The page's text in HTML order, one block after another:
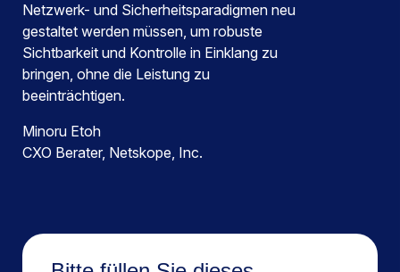
Netzwerk- und Sicherheitsparadigmen neu
gestaltet werden müssen, um robuste
Sichtbarkeit und Kontrolle in Einklang zu
bringen, ohne die Leistung zu
beeinträchtigen.
Minoru Etoh
CXO Berater, Netskope, Inc.